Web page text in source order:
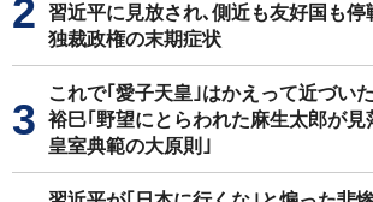
習近平に見放され､側近も友好国も停
独裁政権の末期症状
これで｢愛子天皇｣はかえって近づい
裕巳｢野望にとらわれた麻生太郎が見
皇室典範の大原則｣